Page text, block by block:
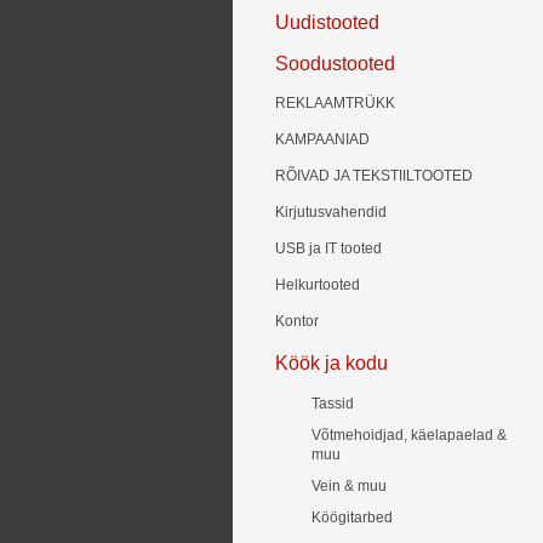
Uudistooted
Soodustooted
REKLAAMTRÜKK
KAMPAANIAD
RÕIVAD JA TEKSTIILTOOTED
Kirjutusvahendid
USB ja IT tooted
Helkurtooted
Kontor
Köök ja kodu
Tassid
Võtmehoidjad, käelapaelad &
muu
Vein & muu
Köögitarbed